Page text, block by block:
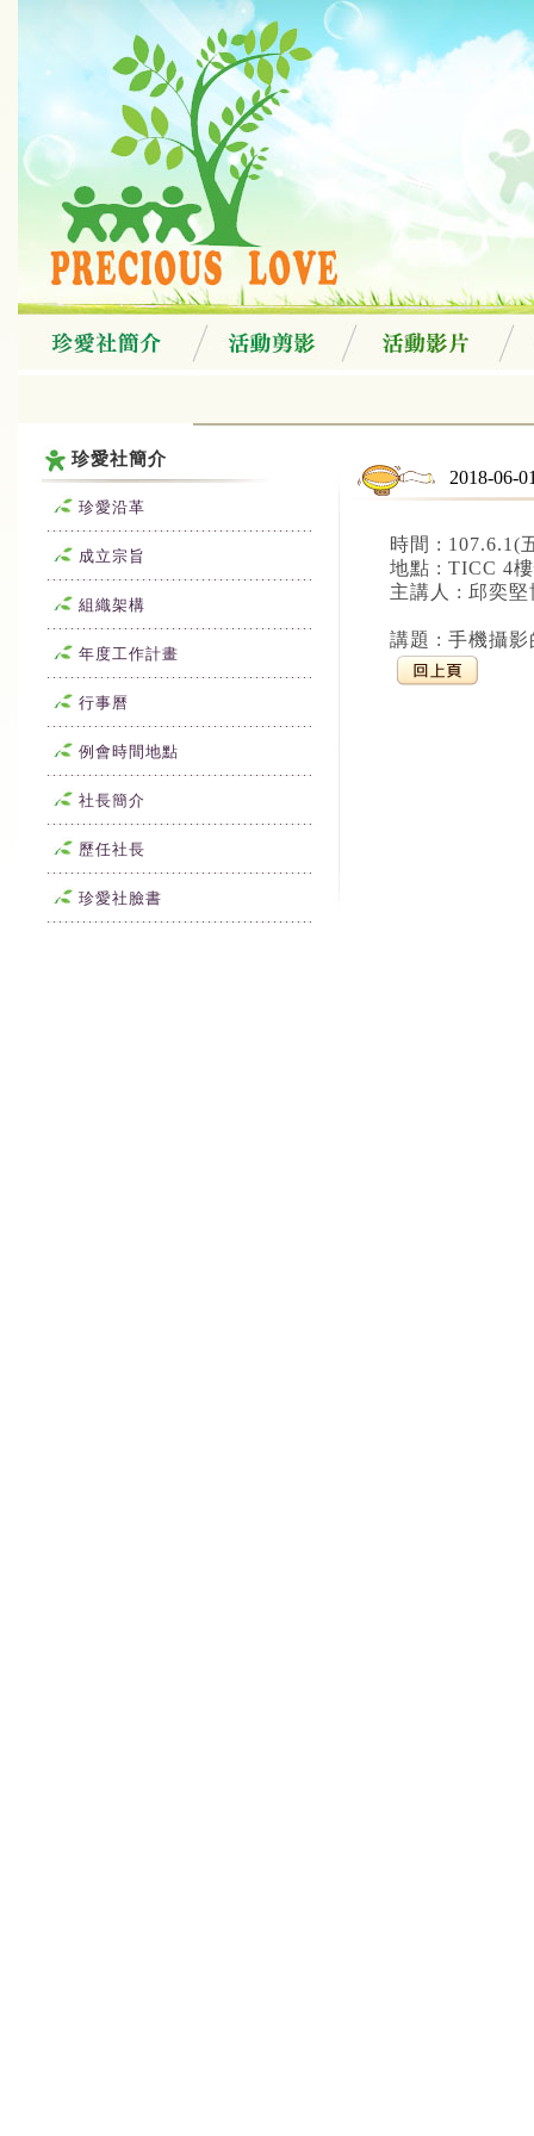
珍愛社簡介
珍愛沿革
成立宗旨
組織架構
年度工作計畫
行事曆
例會時間地點
社長簡介
歷任社長
珍愛社臉書
2018-06-
時間 : 107.6.1(
地點 : TICC 4
主講人 : 邱奕堅
講題 : 手機攝